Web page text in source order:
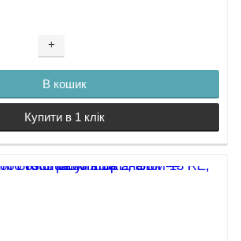
+
В кошик
Купити в 1 клік